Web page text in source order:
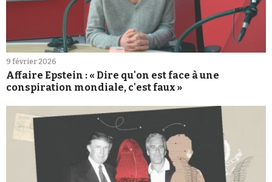
9 février 2026
Affaire Epstein : « Dire qu'on est face à une
conspiration mondiale, c'est faux »